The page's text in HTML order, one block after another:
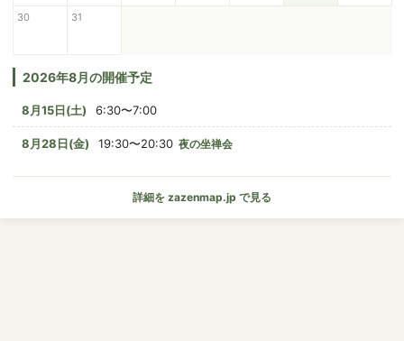
30 31
2026年8月の開催予定
8月15日(土) 6:30〜7:00
8月28日(金) 19:30〜20:30 夜の坐禅会
詳細を zazenmap.jp で見る